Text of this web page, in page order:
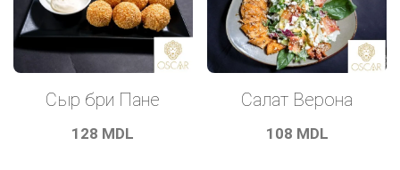
Сыр бри Пане
128 MDL
Салат Верона
108 MDL